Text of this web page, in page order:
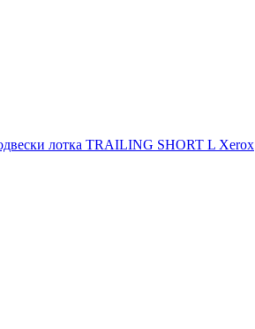
лотка TRAILING SHORT L Xerox